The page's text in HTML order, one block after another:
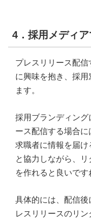
4．採用メディ
プレスリリース配
に興味を抱き、採
ます。
採用ブランディング
ース配信する場合に
求職者に情報を届
と協力しながら、
を作れると良いです
具体的には、配信
レスリリースのリ